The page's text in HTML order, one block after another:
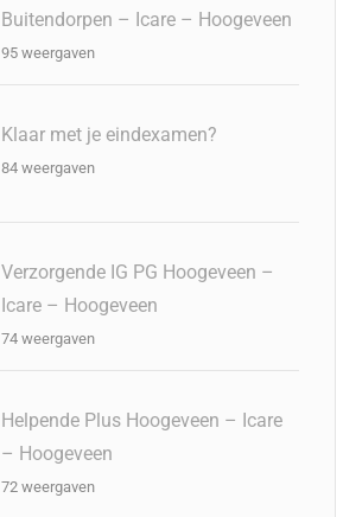
Buitendorpen – Icare – Hoogeveen
95 weergaven
Klaar met je eindexamen?
84 weergaven
Verzorgende IG PG Hoogeveen –
Icare – Hoogeveen
74 weergaven
Helpende Plus Hoogeveen – Icare
– Hoogeveen
72 weergaven